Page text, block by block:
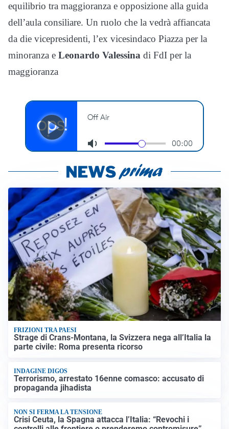
equilibrio tra maggioranza e opposizione alla guida
dell’aula consiliare. Un ruolo che la vedrà affiancata
da die vicepresidenti, l’ex vicesindaco Piazza per la
minoranza e Leonardo Valessina di FdI per la
maggioranza
FRIZIONI TRA PAESI
Strage di Crans-Montana, la Svizzera nega all’Italia la
parte civile: Roma presenta ricorso
INDAGINE DIGOS
Terrorismo, arrestato 16enne comasco: accusato di
propaganda jihadista
NON SI FERMA LA TENSIONE
Crisi Ceuta, la Spagna attacca l’Italia: “Revochi i